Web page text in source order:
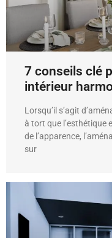
7 conseils clé
intérieur
Lorsqu’il s’agit
à tort que l’esthétique
de l’apparence,
sur